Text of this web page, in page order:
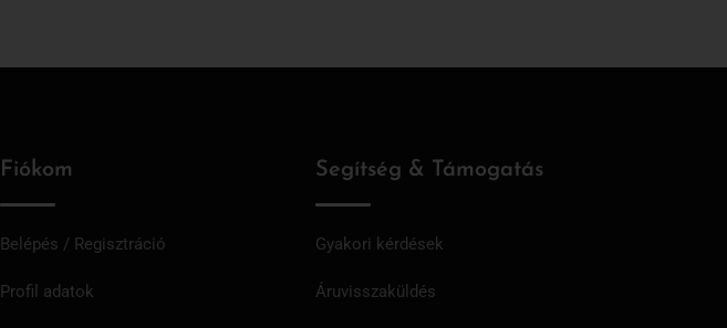
Fiókom
Belépés / Regisztráció
Profil adatok
Segítség & Támogatás
Gyakori kérdések
Áruvisszaküldés